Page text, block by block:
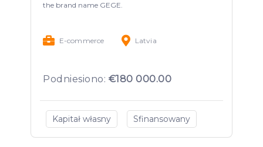
the brand name GEGE.
E-commerce Latvia
Podniesiono: €180 000.00
Kapitał własny Sfinansowany